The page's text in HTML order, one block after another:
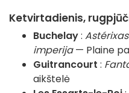
Ketvirtadienis,
Buchelay:
imperija— Plaine
Guitrancourt :
aikštelė